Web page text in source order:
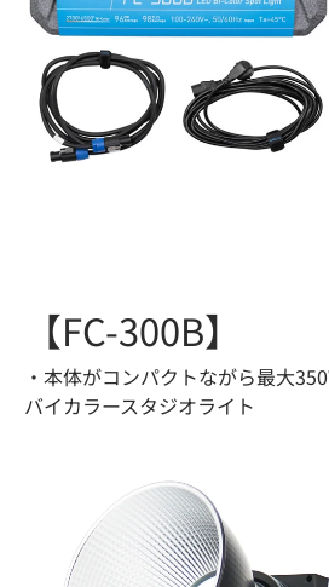
【FC-300B】
・本体がコンパクトながら最大
バイカラースタジオライト